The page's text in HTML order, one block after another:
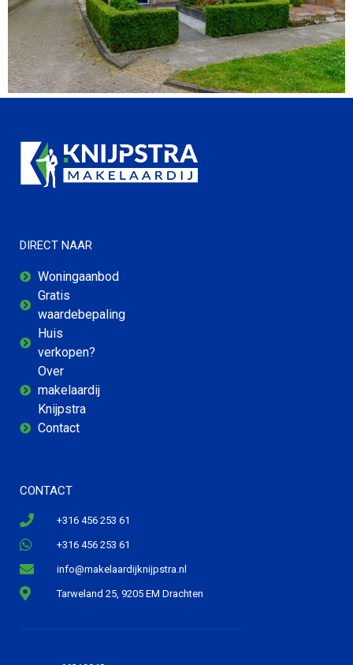
DIRECT NAAR
Woningaanbod
Gratis
waardebepaling
Huis
verkopen?
Over
makelaardij
Knijpstra
Contact
CONTACT
+316 456 253 61
+316 456 253 61
info@makelaardijknijpstra.nl
Tarweland 25, 9205 EM Drachten